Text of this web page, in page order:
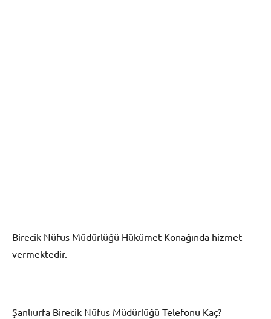
Birecik Nüfus Müdürlüğü Hükümet Konağında hizmet
vermektedir.
Şanlıurfa Birecik Nüfus Müdürlüğü Telefonu Kaç?